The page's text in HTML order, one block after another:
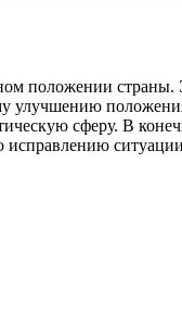
положении
улучшению
сферу. В
исправлению